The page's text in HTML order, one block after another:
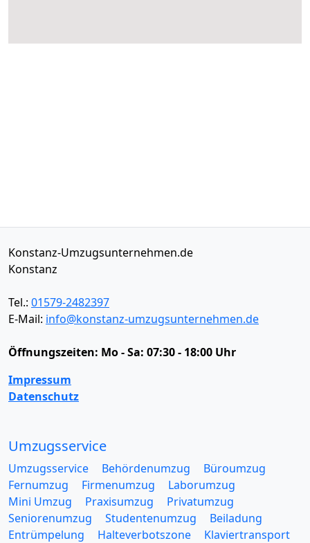
Konstanz-Umzugsunternehmen.de
Konstanz
Tel.: 01579-2482397
E-Mail: info@konstanz-umzugsunternehmen.de
Öffnungszeiten: Mo - Sa: 07:30 - 18:00 Uhr
Impressum
Datenschutz
Umzugsservice
Umzugsservice Behördenumzug
Büroumzug
Fernumzug
Firmenumzug
Laborumzug
Mini Umzug
Praxisumzug
Privatumzug
Seniorenumzug
Studentenumzug
Beiladung
Entrümpelung
Halteverbotszone
Klaviertransport